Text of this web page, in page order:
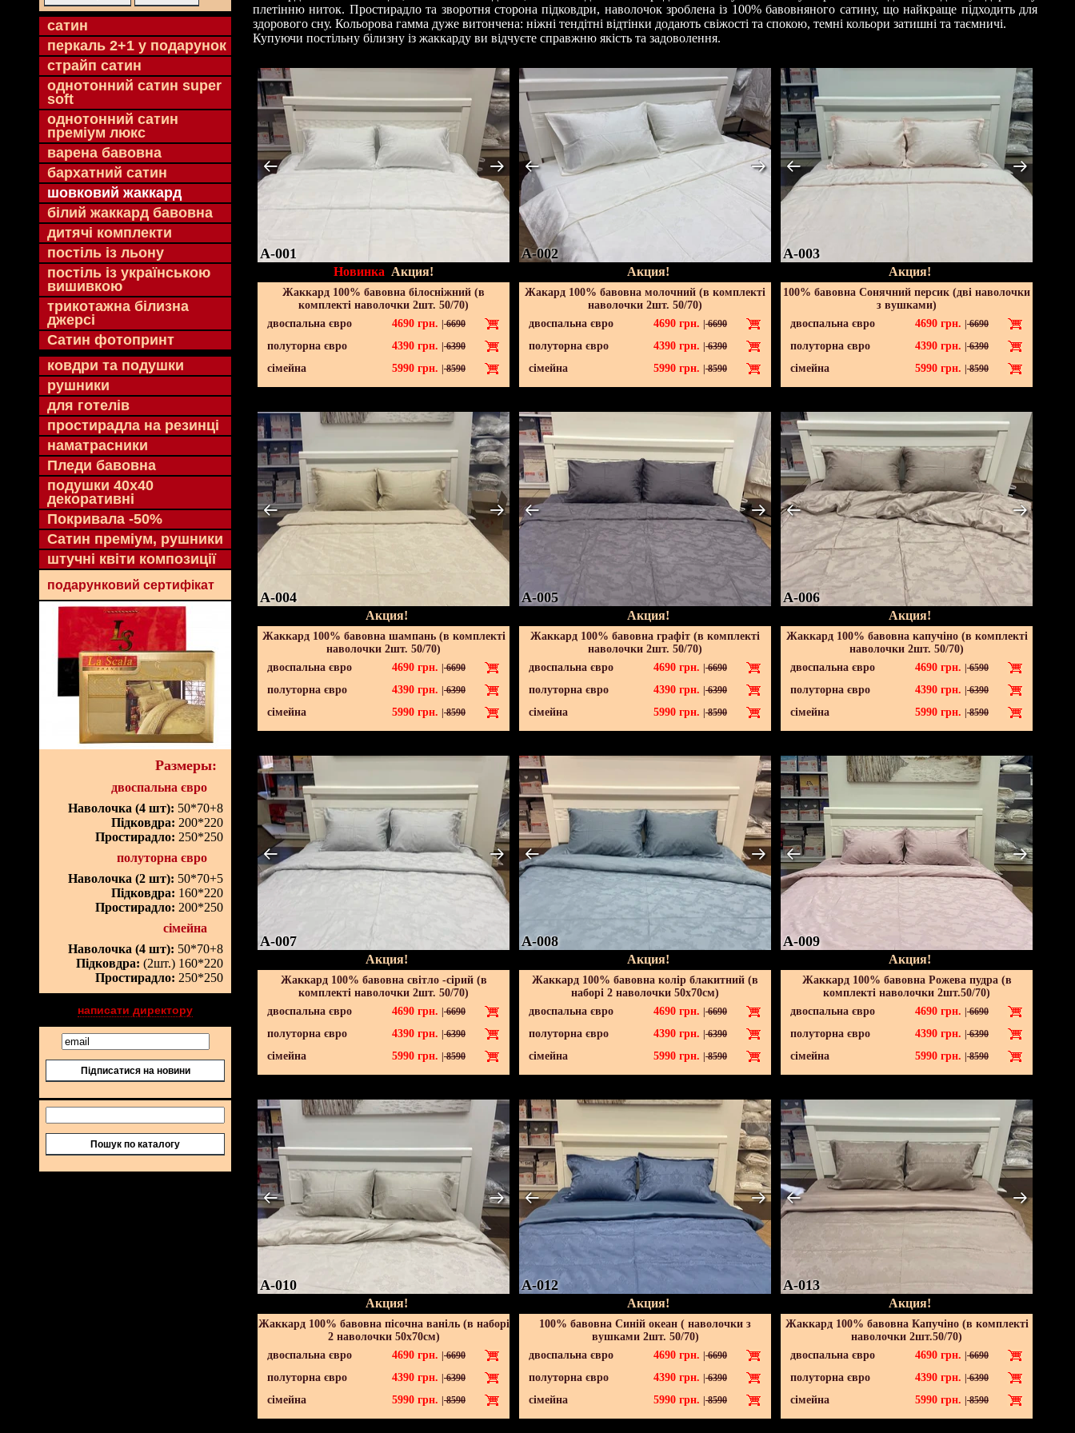
cатин
перкаль 2+1 у подарунок
страйп сатин
однотонний сатин super
soft
однотонний сатин
преміум люкс
варена бавовна
бархатний сатин
шовковий жаккард
білий жаккард бавовна
дитячі комплекти
постіль із льону
постіль із українською
вишивкою
трикотажна білизна
джерсі
Сатин фотопринт
ковдри та подушки
рушники
для готелів
простирадла на резинці
наматрасники
Пледи бавовна
подушки 40х40
декоративні
Покривала -50%
Сатин преміум, рушники
штучні квіти композиції
подарунковий сертифікат
Размеры:
двоспальна євро
Наволочка (4 шт): 50*70+8
Підковдра: 200*220
Простирадло: 250*250
полуторна євро
Наволочка (2 шт): 50*70+5
Підковдра: 160*220
Простирадло: 200*250
сімейна
Наволочка (4 шт): 50*70+8
Підковдра: (2шт.) 160*220
Простирадло: 250*250
написати директору
Підписатися на новини
Пошук по каталогу
плетінню ниток. Простирадло та зворотня сторона підковдри, наволочок зроблена із 100% бавовняного сатину, що найкраще підходить для
здорового сну. Кольорова гамма дуже витончена: ніжні тендітні відтінки додають свіжості та спокою, темні кольори затишні та таємничі.
Купуючи постільну білизну із жаккарду ви відчуєте справжню якість та задоволення.
A-001
Новинка Акция!
Жаккард 100% бавовна білосніжний (в
комплекті наволочки 2шт. 50/70)
двоспальна євро
4690 грн. 6690
полуторна євро 4390 грн. 6390
сімейна 5990 грн. 8590
A-002
Акция!
Жакард 100% бавовна молочний (в комплекті
наволочки 2шт. 50/70)
двоспальна євро
4690 грн. 6690
полуторна євро 4390 грн. 6390
сімейна 5990 грн. 8590
A-003
Акция!
100% бавовна Сонячний персик (дві наволочки
з вушками)
двоспальна євро
4690 грн. 6690
полуторна євро 4390 грн. 6390
сімейна 5990 грн. 8590
A-004
Акция!
Жаккард 100% бавовна шампань (в комплекті
наволочки 2шт. 50/70)
двоспальна євро
4690 грн. 6690
полуторна євро 4390 грн. 6390
сімейна 5990 грн. 8590
A-005
Акция!
Жаккард 100% бавовна графіт (в комплекті
наволочки 2шт. 50/70)
двоспальна євро
4690 грн. 6690
полуторна євро 4390 грн. 6390
сімейна 5990 грн. 8590
A-006
Акция!
Жаккард 100% бавовна капучіно (в комплекті
наволочки 2шт. 50/70)
двоспальна євро
4690 грн. 6590
полуторна євро 4390 грн. 6390
сімейна 5990 грн. 8590
A-007
Акция!
Жаккард 100% бавовна світло -сірий (в
комплекті наволочки 2шт. 50/70)
двоспальна євро
4690 грн. 6690
полуторна євро 4390 грн. 6390
сімейна 5990 грн. 8590
A-008
Акция!
Жаккард 100% бавовна колір блакитний (в
наборі 2 наволочки 50х70см)
двоспальна євро
4690 грн. 6690
полуторна євро 4390 грн. 6390
сімейна 5990 грн. 8590
A-009
Акция!
Жаккард 100% бавовна Рожева пудра (в
комплекті наволочки 2шт.50/70)
двоспальна євро
4690 грн. 6690
полуторна євро 4390 грн. 6390
сімейна 5990 грн. 8590
A-010
Акция!
Жаккард 100% бавовна пісочна ваніль (в наборі
2 наволочки 50х70см)
двоспальна євро
4690 грн. 6690
полуторна євро 4390 грн. 6390
сімейна 5990 грн. 8590
A-012
Акция!
100% бавовна Синій океан ( наволочки з
вушками 2шт. 50/70)
двоспальна євро
4690 грн. 6690
полуторна євро 4390 грн. 6390
сімейна 5990 грн. 8590
A-013
Акция!
Жаккард 100% бавовна Капучіно (в комплекті
наволочки 2шт.50/70)
двоспальна євро
4690 грн. 6690
полуторна євро 4390 грн. 6390
сімейна 5990 грн. 8590